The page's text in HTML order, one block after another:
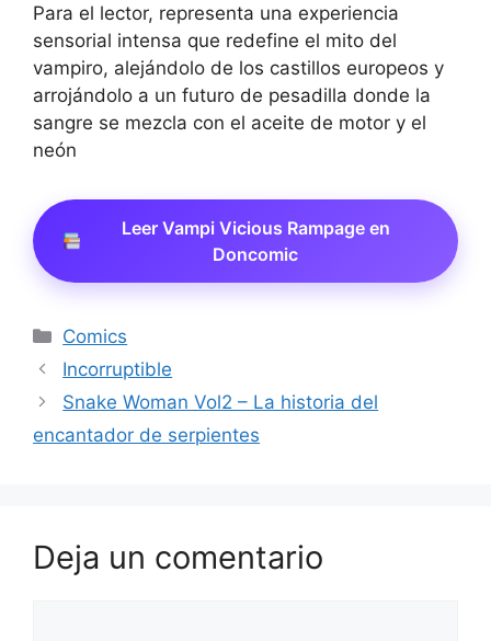
Para el lector, representa una experiencia
sensorial intensa que redefine el mito del
vampiro, alejándolo de los castillos europeos y
arrojándolo a un futuro de pesadilla donde la
sangre se mezcla con el aceite de motor y el
neón
Leer Vampi Vicious Rampage en
Doncomic
Categorías
Comics
Incorruptible
Snake Woman Vol2 – La historia del
encantador de serpientes
Deja un comentario